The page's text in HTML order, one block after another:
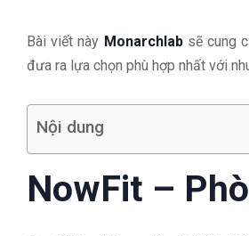
Bài viết này Monarchlabsẽ cung
đưa ra lựa chọn phù hợp nhất với
Nội dung
NowFit –